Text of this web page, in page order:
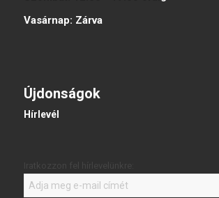
Vasárnap: Zárva
Újdonságok
Hírlevél